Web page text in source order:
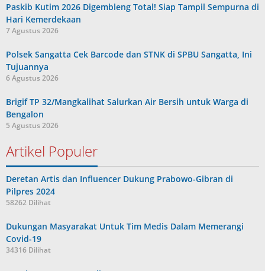
Paskib Kutim 2026 Digembleng Total! Siap Tampil Sempurna di
Hari Kemerdekaan
7 Agustus 2026
Polsek Sangatta Cek Barcode dan STNK di SPBU Sangatta, Ini
Tujuannya
6 Agustus 2026
Brigif TP 32/Mangkalihat Salurkan Air Bersih untuk Warga di
Bengalon
5 Agustus 2026
Artikel Populer
Deretan Artis dan Influencer Dukung Prabowo-Gibran di
Pilpres 2024
58262 Dilihat
Dukungan Masyarakat Untuk Tim Medis Dalam Memerangi
Covid-19
34316 Dilihat